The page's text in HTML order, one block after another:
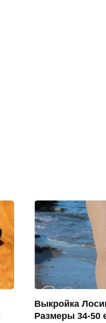
Выкройка
Размеры 34-50